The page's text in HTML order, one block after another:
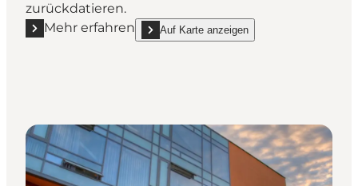
zurückdatieren.
Mehr erfahren
Mehr erfahren "Haraldskær Sinatur Hotel &
Auf Karte anzeigen
show Haraldskær Sinatur Hotel & Konference